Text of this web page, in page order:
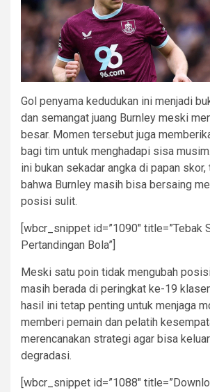
Gol penyama kedudukan ini menjadi
dan semangat juang Burnley meski
besar. Momen tersebut juga
bagi tim untuk menghadapi sisa
ini bukan sekadar angka di papan
bahwa Burnley masih bisa bersaing
posisi sulit.
[wbcr_snippet id=”1090″ title=”Tebak
Pertandingan Bola”]
Meski satu poin tidak mengubah
masih berada di peringkat ke-19
hasil ini tetap penting untuk menjaga
memberi pemain dan pelatih
merencanakan strategi agar bisa
degradasi.
[wbcr_snippet id=”1088″